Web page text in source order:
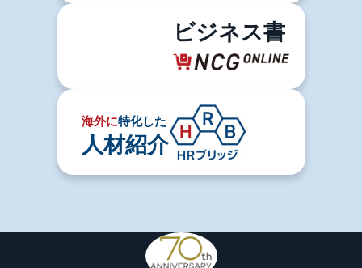
ビジネス書
海外に特化した
人材紹介